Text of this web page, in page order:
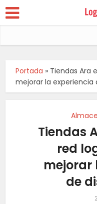
Portada » Tiendas Ara
mejorar la experiencia
Tiendas
red
mejorar
de